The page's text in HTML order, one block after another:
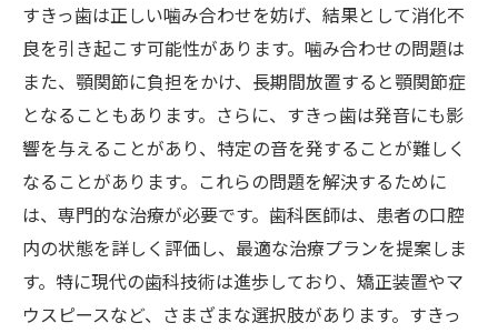
長期的な視点で見るすきっ歯治療
歯医者選びで失敗しないためのチェックポイン
ト
事前に確認するべき診療内容
歯医者の実績と経験の見極め方
患者の声を参考にする利点
初診時の印象をチェックするコツ
治療方針と相性の確認方法
通院のしやすさを考慮した選び方
すきっ歯は正しい噛み合わせを妨げ、結果として消化不
良を引き起こす可能性があります。噛み合わせの問題は
また、顎関節に負担をかけ、長期間放置すると顎関節症
となることもあります。さらに、すきっ歯は発音にも影
響を与えることがあり、特定の音を発することが難しく
なることがあります。これらの問題を解決するために
は、専門的な治療が必要です。歯科医師は、患者の口腔
内の状態を詳しく評価し、最適な治療プランを提案しま
す。特に現代の歯科技術は進歩しており、矯正装置やマ
ウスピースなど、さまざまな選択肢があります。すきっ